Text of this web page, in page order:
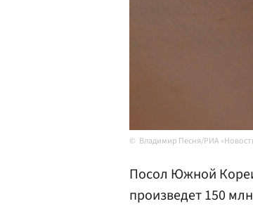
Владимир Песня/РИА
Посол Южной
произведет 150